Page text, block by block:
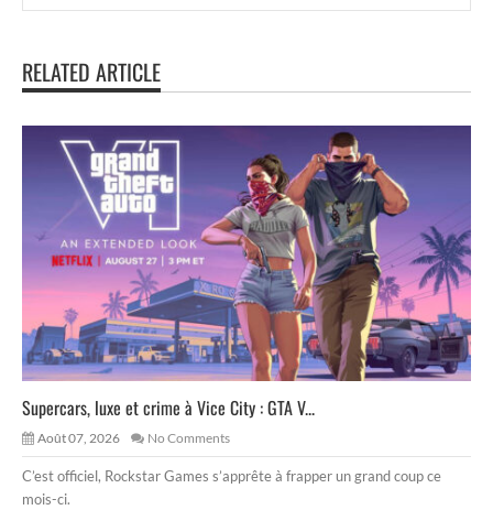
RELATED ARTICLE
Supercars, luxe et crime à Vice City : GTA V...
Août 07, 2026 No Comments
C’est officiel, Rockstar Games s’apprête à frapper un grand coup ce
mois-ci.